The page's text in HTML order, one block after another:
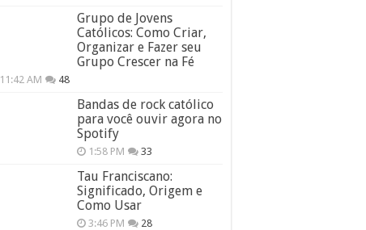
Grupo de Jovens
Católicos: Como Criar,
Organizar e Fazer seu
Grupo Crescer na Fé
11:42 AM 48
Bandas de rock católico
para você ouvir agora no
Spotify
1:58 PM 33
Tau Franciscano:
Significado, Origem e
Como Usar
3:46 PM 28